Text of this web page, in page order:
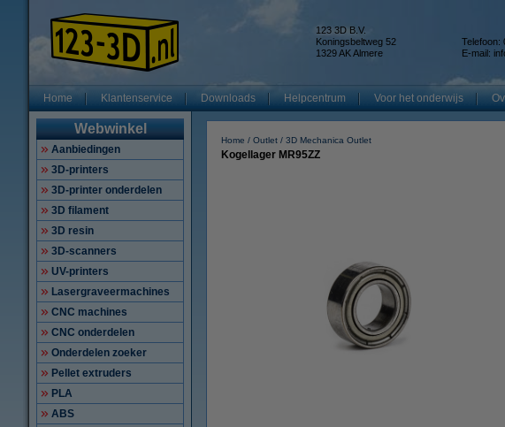
123 3D B.V.
Koningsbeltweg 52
1329 AK Almere
Telefoon:
E-mail:
Home Klantenservice Downloads Helpcentrum Voor het onderwijs
Webwinkel
Aanbiedingen
3D-printers
3D-printer onderdelen
3D filament
3D resin
3D-scanners
UV-printers
Lasergraveermachines
CNC machines
CNC onderdelen
Onderdelen zoeker
Pellet extruders
PLA
ABS
Home Outlet 3D Mechanica Outlet
Kogellager MR95ZZ